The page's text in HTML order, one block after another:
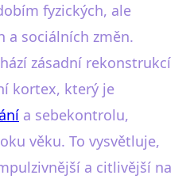
fyzických, ale
a sociálních změn.
zásadní rekonstrukcí
kortex, který je
a sebekontrolu,
věku. To vysvětluje,
a citlivější na